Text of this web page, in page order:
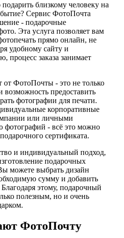
близкому человеку на
Сервис ФотоПочта
- подарочные
Эта услуга позволяет вам
прямо онлайн, не
удобному сайту и
процесс заказа занимает
ФотоПочты - это не только
предоставить
фотографии для печати.
корпоративные
или личными
фотографий - всё это можно
сертификата.
и индивидуальный подход,
подарочных
можете выбрать дизайн
сумму и добавить
этому, подарочный
полезным, но и очень
ФотоПочту